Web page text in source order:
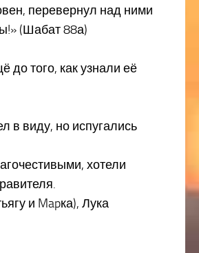
перевернул над ними
(Шабат 88а)
того, как узнали её
в виду, но испугались
хотели
и Mapка), Лука